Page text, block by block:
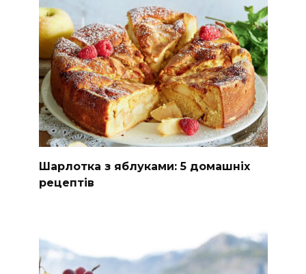
Шарлотка з яблуками: 5 домашніх
рецептів